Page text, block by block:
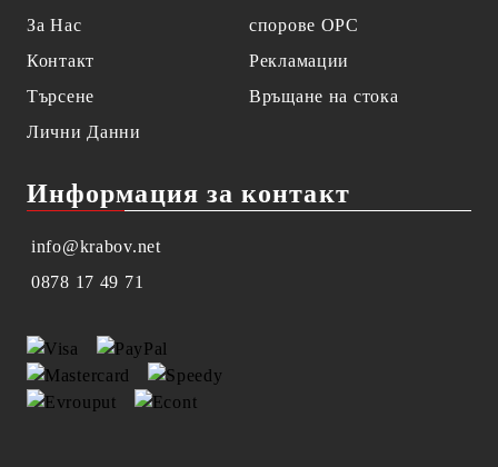
За Нас
Контакт
Търсене
Лични Данни
спорове OPC
Рекламации
Връщане на стока
Информация за контакт
info@krabov.net
0878 17 49 71